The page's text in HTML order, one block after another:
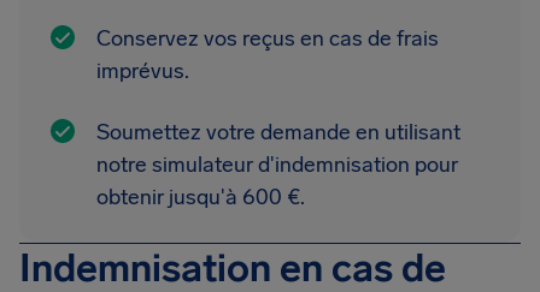
Conservez vos reçus en cas de frais
imprévus.
Soumettez votre demande en utilisant
notre simulateur d'indemnisation pour
obtenir jusqu'à 600 €.
Indemnisation en cas de